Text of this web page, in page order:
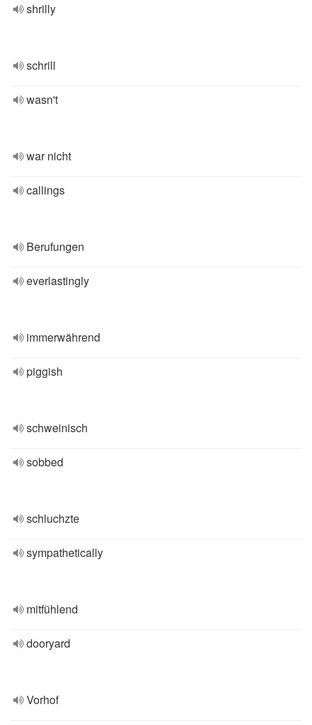
shrilly
schrill
wasn't
war nicht
callings
Berufungen
everlastingly
immerwährend
piggish
schweinisch
sobbed
schluchzte
sympathetically
mitfühlend
dooryard
Vorhof